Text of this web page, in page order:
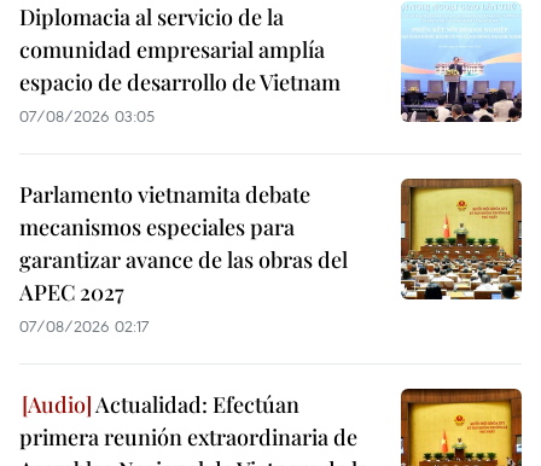
Diplomacia al servicio de la
comunidad empresarial amplía
espacio de desarrollo de Vietnam
07/08/2026 03:05
Parlamento vietnamita debate
mecanismos especiales para
garantizar avance de las obras del
APEC 2027
07/08/2026 02:17
Actualidad: Efectúan
primera reunión extraordinaria de